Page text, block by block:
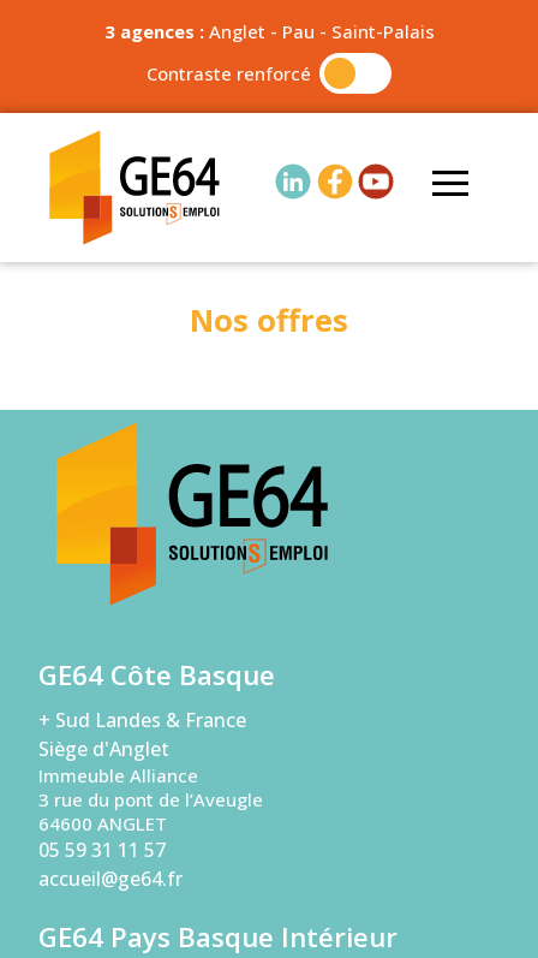
3 agences : Anglet - Pau - Saint-Palais
Contraste renforcé
Nos offres
GE64 Côte Basque
+ Sud Landes & France
Siège d'Anglet
Immeuble Alliance
3 rue du pont de l’Aveugle
64600 ANGLET
05 59 31 11 57
accueil@ge64.fr
GE64 Pays Basque Intérieur